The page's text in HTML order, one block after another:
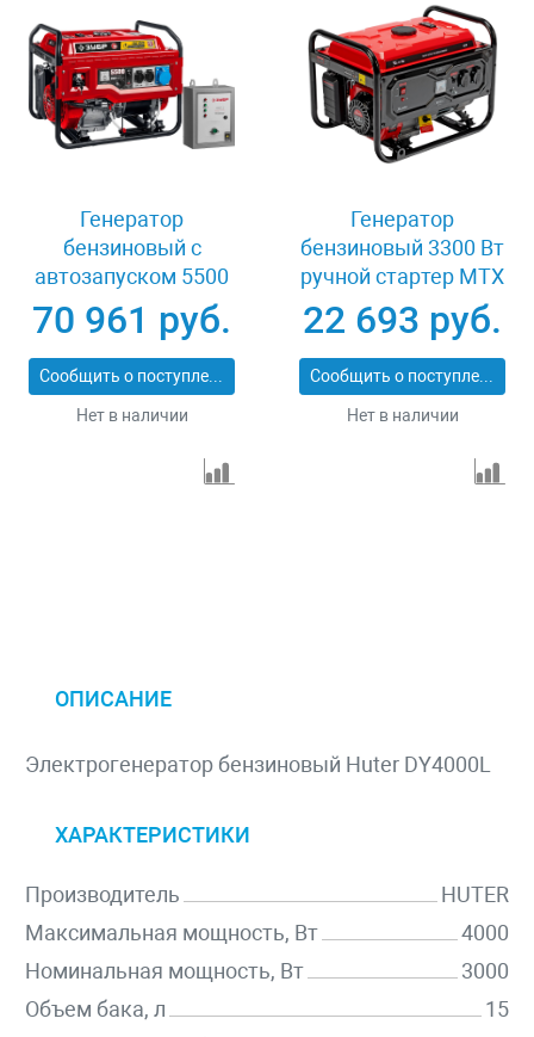
Генератор
бензиновый с
автозапуском 5500
Вт Зубр СБА-5500
70 961 руб.
Сообщить о поступлении
Нет в наличии
Генератор
бензиновый 3300 Вт
ручной стартер MTX
RS-4000 946115
22 693 руб.
Сообщить о поступлении
Нет в наличии
ОПИСАНИЕ
Электрогенератор бензиновый Huter DY4000L
ХАРАКТЕРИСТИКИ
Производитель
HUTER
Максимальная мощность, Вт
4000
Номинальная мощность, Вт
3000
Объем бака, л
15